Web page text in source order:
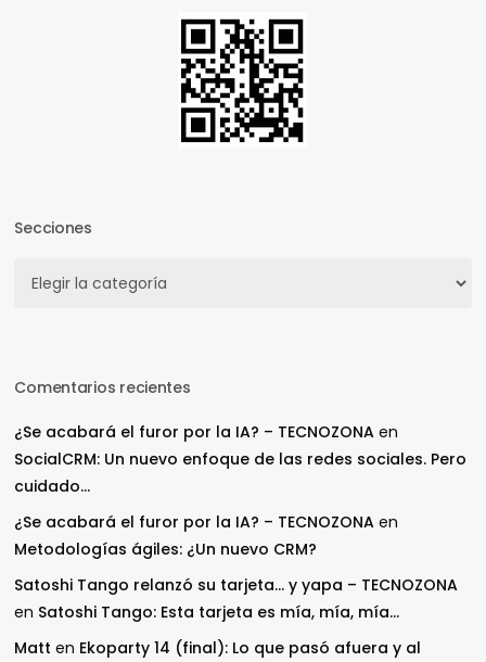
Secciones
Comentarios recientes
¿Se acabará el furor por la IA? – TECNOZONA en
SocialCRM: Un nuevo enfoque de las redes sociales. Pero
cuidado…
¿Se acabará el furor por la IA? – TECNOZONA en
Metodologías ágiles: ¿Un nuevo CRM?
Satoshi Tango relanzó su tarjeta… y yapa – TECNOZONA
en Satoshi Tango: Esta tarjeta es mía, mía, mía…
Matt en Ekoparty 14 (final): Lo que pasó afuera y al